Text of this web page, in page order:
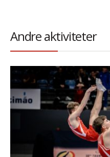
Andre aktiviteter